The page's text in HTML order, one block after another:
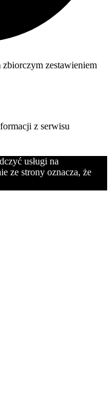
zestawieniem
z serwisu
usługi na
ze strony oznacza, że